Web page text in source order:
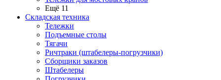
Ещё 11
Складская техника
Тележки
Подъемные столы
Тягачи
Ричтраки (штабелеры-погрузчики)
Сборщики заказов
Штабелеры